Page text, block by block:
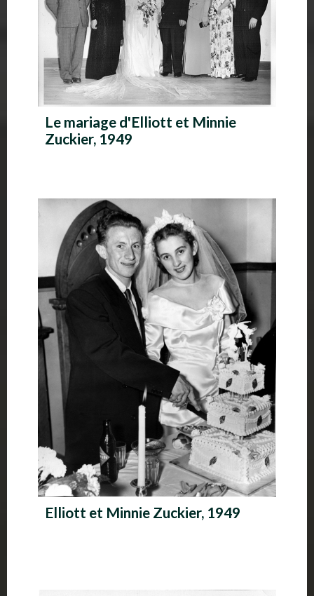
Le mariage d'Elliott et Minnie
Zuckier, 1949
Elliott et Minnie Zuckier, 1949